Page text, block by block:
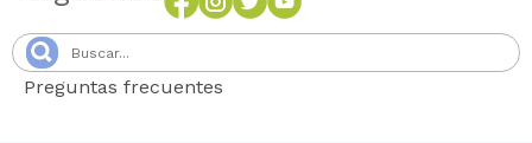
Preguntas frecuentes